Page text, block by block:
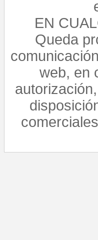
EN
Queda
web, en